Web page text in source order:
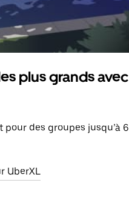
plus grands avec
pour des groupes jusqu’à 6
UberXL